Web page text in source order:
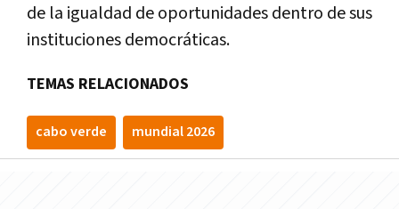
de la igualdad de oportunidades dentro de sus
instituciones democráticas.
TEMAS RELACIONADOS
cabo verde mundial 2026